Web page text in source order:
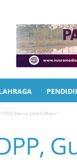
Harus Lebih Maju”